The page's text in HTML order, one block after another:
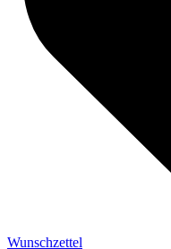
Wunschzettel